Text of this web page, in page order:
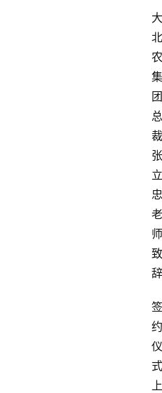
大
北
农
集
团
总
裁
张
立
忠
老
师
致
辞
签
约
仪
式
上